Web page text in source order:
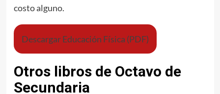
costo alguno.
Descargar Educación Física (PDF)
Otros libros de Octavo de
Secundaria